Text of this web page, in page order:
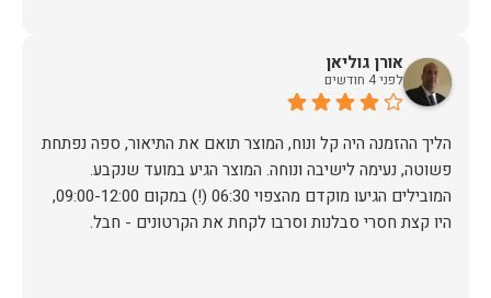
אורן גוליאן
לפני 4 חודשים
הליך ההזמנה היה קל ונוח, המוצר תואם את התיאור, ספה נפתחת
פשוטה, נעימה לישיבה ונוחה. המוצר הגיע במועד שנקבע.
המובילים הגיעו מוקדם מהצפוי 06:30 (!) במקום 09:00-12:00,
היו קצת חסרי סבלנות וסרבו לקחת את הקרטונים - חבל.